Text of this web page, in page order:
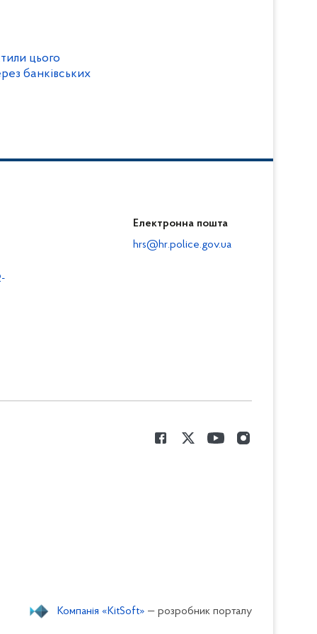
цього
банківських
Електронна пошта
hrs@hr.police.gov.ua
Компанія «KitSoft» — розробник порталу